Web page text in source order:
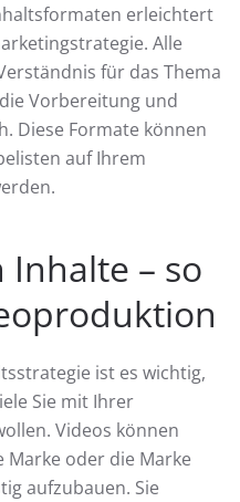
erleichtert
Alle
für das Thema
Vorbereitung und
Diese Formate können
auf Ihrem
Inhalte – so
ist es wichtig,
Sie mit Ihrer
Videos können
Marke oder die Marke
aufzubauen. Sie